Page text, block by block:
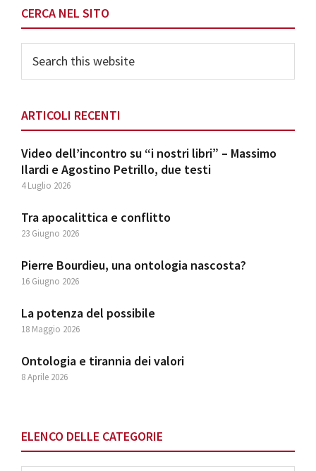
CERCA NEL SITO
this
website
ARTICOLI RECENTI
Video dell’incontro su “i nostri libri” – Massimo
Ilardi e Agostino Petrillo, due testi
4 Luglio 2026
Tra apocalittica e conflitto
23 Giugno 2026
Pierre Bourdieu, una ontologia nascosta?
16 Giugno 2026
La potenza del possibile
18 Maggio 2026
Ontologia e tirannia dei valori
8 Aprile 2026
ELENCO DELLE CATEGORIE